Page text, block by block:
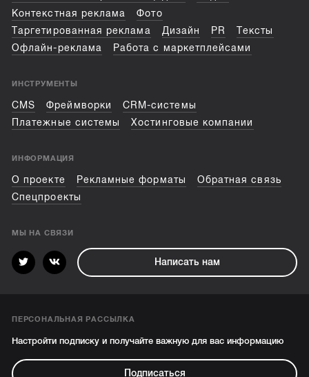
Контекстная реклама
Фото
Таргетированная реклама
Дизайн PR
Тексты
Офлайн-реклама
Работа с маркетплейсами
ИНСТРУМЕНТЫ
CMS Фреймворки
CRM-системы
Платежные системы
Хостинговые компании
ИНФОРМАЦИЯ
О проекте Рекламные форматы
Обратная связь
Спецпроекты
МЫ НА СВЯЗИ
Написать нам
ПЕРСОНАЛЬНАЯ РАССЫЛКА
Настройти подписку и получайте важную для вас информацию
Подписаться